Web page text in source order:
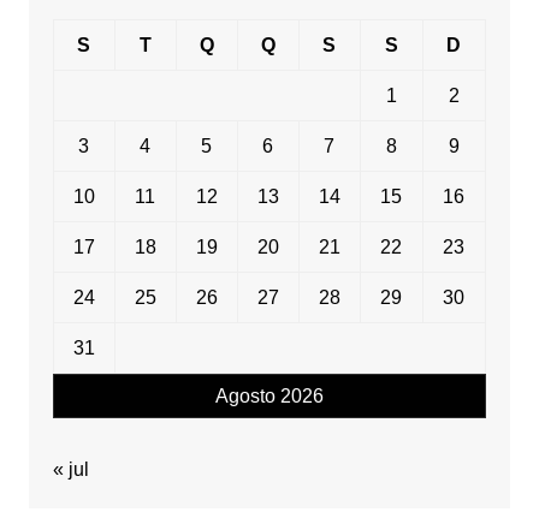
Agosto 2026
S T Q Q S S D
1 2
3 4 5 6 7 8 9
10 11 12 13 14 15 16
17 18 19 20 21 22 23
24 25 26 27 28 29 30
31
« jul